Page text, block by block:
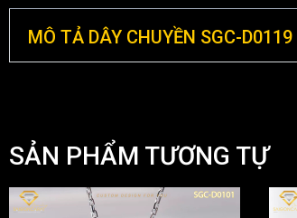
MÔ TẢ DÂY CHUYỀN SGC-D0119
SẢN PHẨM TƯƠNG TỰ